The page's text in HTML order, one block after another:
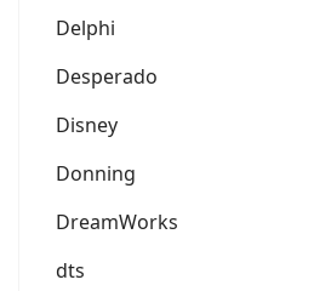
Delphi
Desperado
Disney
Donning
DreamWorks
dts